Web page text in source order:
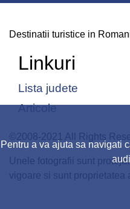
Pentru a va ajuta sa navigati
Destinatii turistice in
Linkuri
Lista judete
Articole
©2008-2021 All Rights
Unele fotografii sunt
vigoare si sunt proprietatea